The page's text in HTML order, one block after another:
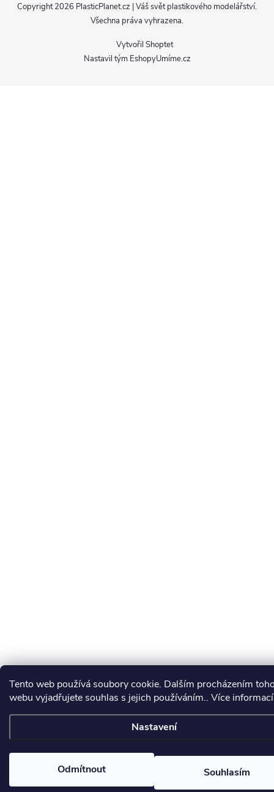
Tento web používá soubory cookie. Dalším procházením
webu vyjadřujete souhlas s jejich používáním.. Více
Nastavení
Odmítnout Souhlasím
Vytvořil Shoptet
Nastavil tým EshopyUmíme.cz
Copyright 2026 PlasticPlanet.cz | Váš svět plastikového modelářství.
Všechna práva vyhrazena.